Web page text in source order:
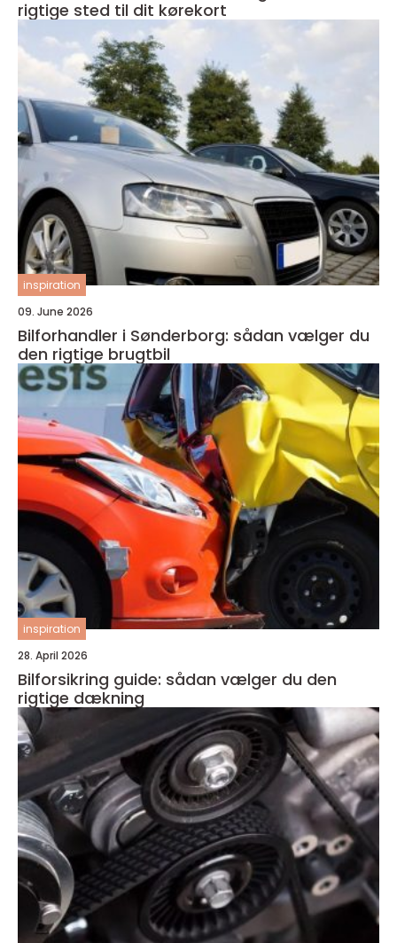
rigtige sted til dit kørekort
inspiration
09. June 2026
Bilforhandler i Sønderborg: sådan vælger du
den rigtige brugtbil
inspiration
28. April 2026
Bilforsikring guide: sådan vælger du den
rigtige dækning